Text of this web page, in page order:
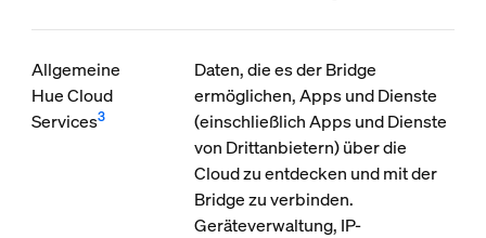
Allgemeine
Hue Cloud
Services3
Daten, die es der Bridge
ermöglichen, Apps und Dienste
(einschließlich Apps und Dienste
von Drittanbietern) über die
Cloud zu entdecken und mit der
Bridge zu verbinden.
Geräteverwaltung, IP-